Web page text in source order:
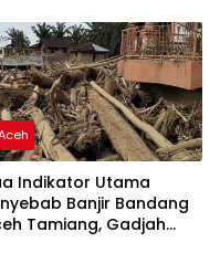
Indikator Utama
Banjir Bandang
Tamiang, Gadjah